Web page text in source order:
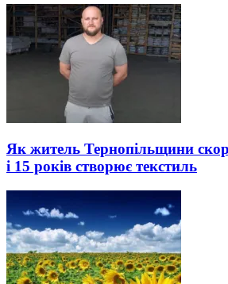
Як житель Тернопільщини
і 15 років створює текстиль